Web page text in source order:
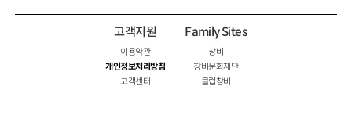
고객지원
이용약관
개인정보처리방침
고객센터
Family Sites
창비
창비문화재단
클럽창비